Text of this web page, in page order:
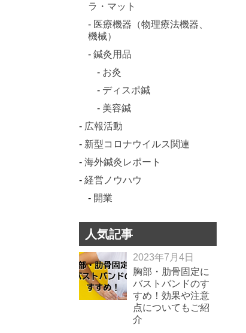
ラ・マット
医療機器（物理療法機器、
機械）
鍼灸用品
お灸
ディスポ鍼
美容鍼
広報活動
新型コロナウイルス関連
海外鍼灸レポート
経営ノウハウ
開業
人気記事
2023年7月4日
胸部・肋骨固定に
バストバンドのす
すめ！効果や注意
点についてもご紹
介